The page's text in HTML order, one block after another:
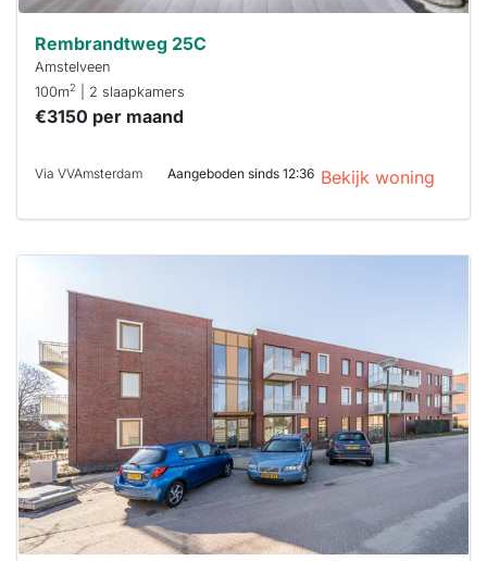
Rembrandtweg 25C
Amstelveen
100m2 | 2 slaapkamers
€3150 per maand
Via VVAmsterdam Aangeboden sinds 12:36 Bekijk woning
Deze woning
is
waarschijnlijk
al verhuurd
Om kans te
maken moet je
binnen 15
minuten
reageren.
Stekkies helpt
je hierbij!